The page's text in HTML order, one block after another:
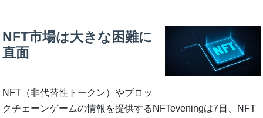
NFT市場は大きな困難に
直面
NFT（非代替性トークン）やブロッ
クチェーンゲームの情報を提供するNFTeveningは7日、NFT